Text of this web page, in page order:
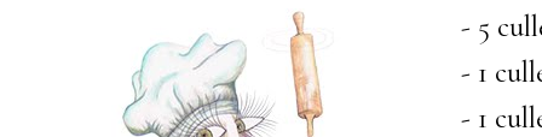
- 5
- 1
- 1